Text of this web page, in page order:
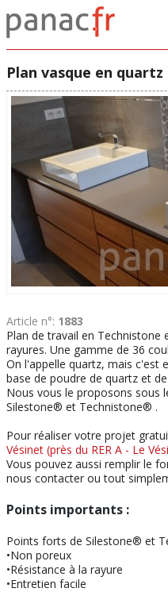
Plan vasque en
Article n°: 1883
Plan de travail en
rayures. Une gamme de 36
On l'appelle quartz, mais c'est
base de poudre de quartz et
Nous vous le proposons sous
Silestone® et Technistone® .
Pour réaliser votre projet
Vésinet (près du RER A - Le
Vous pouvez aussi remplir le
nous contacter ou tout
Points importants :
Points forts de Silestone® et
•Non poreux
•Résistance à la rayure
•Entretien facile